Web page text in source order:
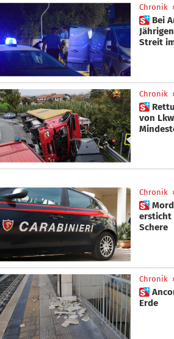
Chronik
 Bei Ancona: Mann tötet 23-
Streit
Chronik
 Rettungswagen und Auto
von
Chronik
 Mord in Ancona: Sohn
ersticht
Schere
Chronik
 Ancona: Wieder bebt die
Erde